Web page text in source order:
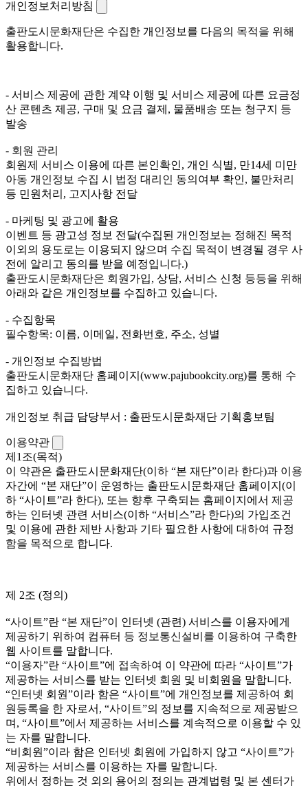
개인정보처리방침
출판도시문화재단은 수집한 개인정보를 다음의 목적을 위해
활용합니다.
- 서비스 제공에 관한 계약 이행 및 서비스 제공에 따른 요금정
산 콘텐츠 제공, 구매 및 요금 결제, 물품배송 또는 청구지 등
발송
- 회원 관리
회원제 서비스 이용에 따른 본인확인, 개인 식별, 만14세 미만
아동 개인정보 수집 시 법정 대리인 동의여부 확인, 불만처리
등 민원처리, 고지사항 전달
- 마케팅 및 광고에 활용
이벤트 등 광고성 정보 전달(수집된 개인정보는 정해진 목적
이외의 용도로는 이용되지 않으며 수집 목적이 변경될 경우 사
전에 알리고 동의를 받을 예정입니다.)
출판도시문화재단은 회원가입, 상담, 서비스 신청 등등을 위해
아래와 같은 개인정보를 수집하고 있습니다.
- 수집항목
필수항목: 이름, 이메일, 전화번호, 주소, 성별
- 개인정보 수집방법
출판도시문화재단 홈페이지(www.pajubookcity.org)를 통해 수
집하고 있습니다.
개인정보 취급 담당부서 : 출판도시문화재단 기획홍보팀
이용약관
제1조(목적)
이 약관은 출판도시문화재단(이하 “본 재단”이라 한다)과 이용
자간에 “본 재단”이 운영하는 출판도시문화재단 홈페이지(이
하 “사이트”라 한다), 또는 향후 구축되는 홈페이지에서 제공
하는 인터넷 관련 서비스(이하 “서비스”라 한다)의 가입조건
및 이용에 관한 제반 사항과 기타 필요한 사항에 대하여 규정
함을 목적으로 합니다.
제 2조 (정의)
“사이트”란 “본 재단”이 인터넷 (관련) 서비스를 이용자에게
제공하기 위하여 컴퓨터 등 정보통신설비를 이용하여 구축한
웹 사이트를 말합니다.
“이용자”란 “사이트”에 접속하여 이 약관에 따라 “사이트”가
제공하는 서비스를 받는 인터넷 회원 및 비회원을 말합니다.
“인터넷 회원”이라 함은 “사이트”에 개인정보를 제공하여 회
원등록을 한 자로서, “사이트”의 정보를 지속적으로 제공받으
며, “사이트”에서 제공하는 서비스를 계속적으로 이용할 수 있
는 자를 말합니다.
“비회원”이라 함은 인터넷 회원에 가입하지 않고 “사이트”가
제공하는 서비스를 이용하는 자를 말합니다.
위에서 정하는 것 외의 용어의 정의는 관계법령 및 본 센터가